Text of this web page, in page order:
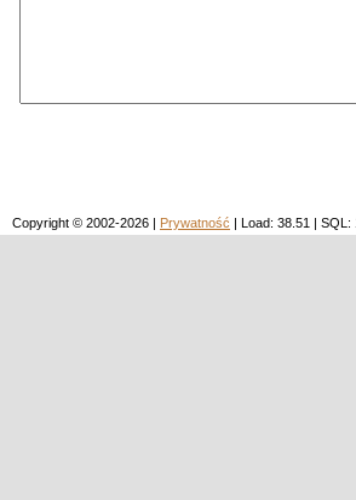
Copyright © 2002-2026 | Prywatność | Load: 38.51 |